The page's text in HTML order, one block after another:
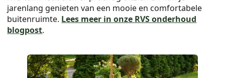
jarenlang genieten van een mooie en comfortabele
buitenruimte. Lees meer in onze RVS onderhoud
blogpost.